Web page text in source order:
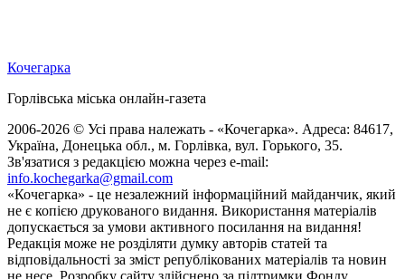
Кочегарка
Горлівська міська онлайн-газета
2006-2026 © Усі права належать - «Кочегарка». Адреса: 84617,
Україна, Донецька обл., м. Горлівка, вул. Горького, 35.
Зв'язатися з редакцією можна через e-mail:
info.kochegarka@gmail.com
«Кочегарка» - це незалежний інформаційний майданчик, який
не є копією друкованого видання. Використання матеріалів
допускається за умови активного посилання на видання!
Редакція може не розділяти думку авторів статей та
відповідальності за зміст републікованих матеріалів та новин
не несе. Розробку сайту здійснено за підтримки Фонду